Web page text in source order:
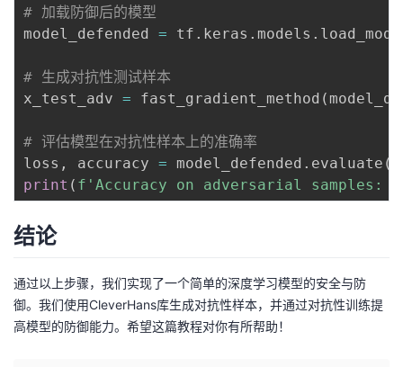
# 加载防御后的模型
model_defended = tf . keras . models .
# 生成对抗性测试样本
x_test_adv = fast_gradient_method (
# 评估模型在对抗性样本上的准确率
loss , accuracy = model_defended . evaluate (
print ( f'Accuracy on adversarial samples:
结论
通过以上步骤，我们实现了一个简单的深度学习模型的安全与防
御。我们使用CleverHans库生成对抗性样本，并通过对抗性训练提
高模型的防御能力。希望这篇教程对你有所帮助！